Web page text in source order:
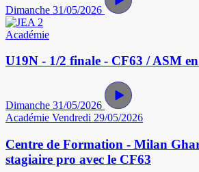
Dimanche 31/05/2026
Académie
U19N - 1/2 finale - CF63 / ASM
Dimanche 31/05/2026
Académie Vendredi 29/05/2026
Centre de Formation - Milan
stagiaire pro avec le CF63